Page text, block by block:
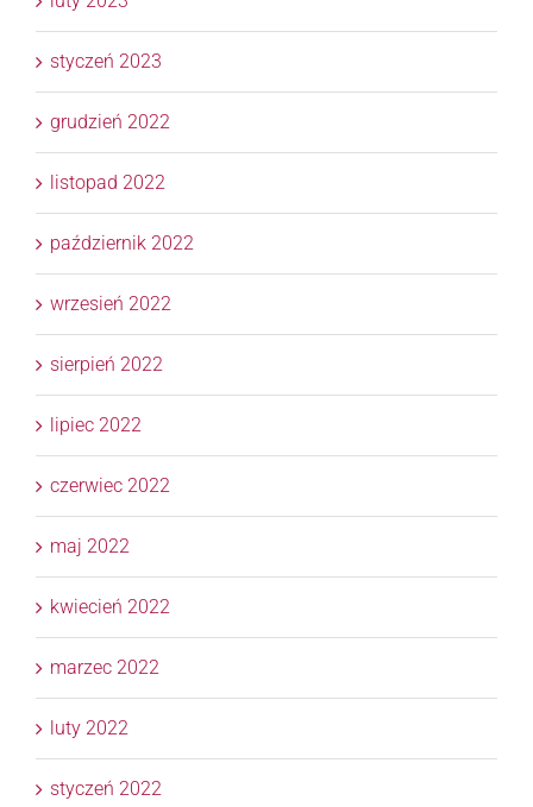
styczeń 2023
grudzień 2022
listopad 2022
październik 2022
wrzesień 2022
sierpień 2022
lipiec 2022
czerwiec 2022
maj 2022
kwiecień 2022
marzec 2022
luty 2022
styczeń 2022